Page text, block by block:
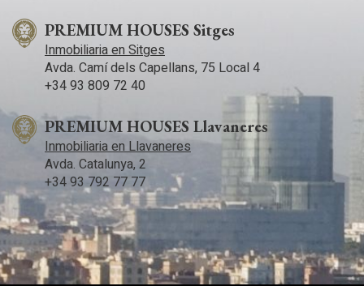
PREMIUM HOUSES Sitges
Inmobiliaria en Sitges
Avda. Camí­ dels Capellans, 75 Local 4
+34 93 809 72 40
PREMIUM HOUSES Llavaneres
Inmobiliaria en Llavaneres
Avda. Catalunya, 2
+34 93 792 77 77